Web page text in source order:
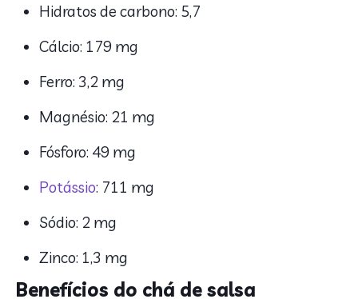
Hidratos de carbono: 5,7
Cálcio: 179 mg
Ferro: 3,2 mg
Magnésio: 21 mg
Fósforo: 49 mg
Potássio: 711 mg
Sódio: 2 mg
Zinco: 1,3 mg
Benefícios do chá de salsa